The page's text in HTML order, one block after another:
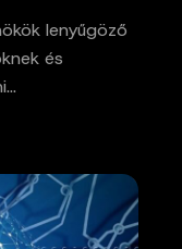
lenyűgöző
és